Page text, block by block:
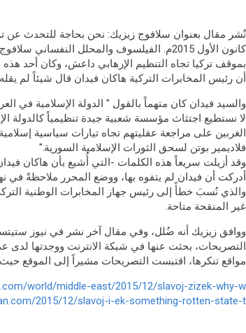
كانون الأول 2015م. الفيلسوف والمحلل
بموقف تركيا تجاه التنظيم الإرهابي داعش، وكان أحد
أن رئيس المخابرات التركية هاكان فيدان قال شيئاً لم
والسيد فيدان كان متهماً بالقول " الدولة الإسلامية في
لا نستطيع اجتثاث مؤسسة شعبية جيدة تنظيمياً كالدولة
الغربين على مراجعة عقليتهم تجاه تيارات سياسية
فلاديمير بوتن لسحق الثورات الإسلامية السورية."
وقد أزيلت سريعاً هذه الكلمات -التي أُشيع بأن هاكان
أدركت أن فيدان لم يتفوه بها، ووضع المحرر ملاحظةً في
والذي نُسبَ خطأً إلى رئيس جهاز المخابرات الوطنية
غير المنقحة متاحة.
ووافق زيزيك أنه ضُلل، وفي مقال آخر نشر في نيوز
التصريحات، بحثت عنها في شبكة الانترنت ووجدتها لدى
مواقع تنكرها، اقتبست التصريحات مشيراً إلى الموقع
world/middle-east/2015/12/slavoj-zizek-why-w...
2015/12/slavoj-i-ek-something-rotten-state-t...